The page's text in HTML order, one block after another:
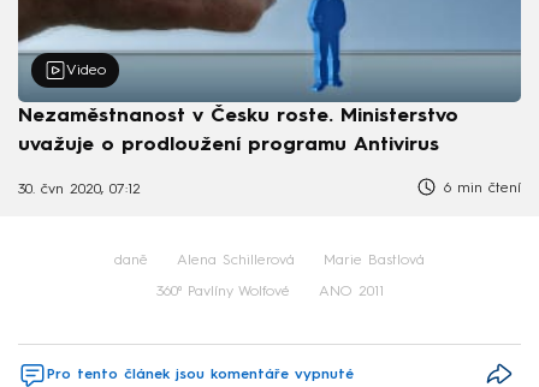
Video
Nezaměstnanost v Česku roste. Ministerstvo
uvažuje o prodloužení programu Antivirus
30. čvn 2020, 07:12 6 min čtení
daně Alena Schillerová Marie Bastlová
360⁰ Pavlíny Wolfové ANO 2011
Pro tento článek jsou komentáře vypnuté